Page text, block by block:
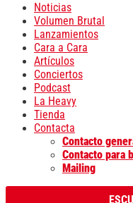
Noticias
Volumen Brutal
Lanzamientos
Cara a Cara
Artículos
Conciertos
Podcast
La Heavy
Tienda
Contacta
Contacto
Contacto para
Mailing